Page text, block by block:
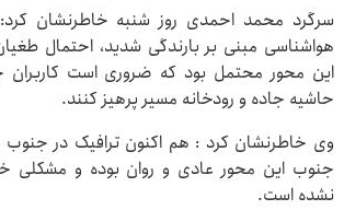
سرگرد محمد احمدی روز شنبه خاطرنشان
هواشناسی مبنی بر بارندگی شدید، احتمال
این محور محتمل بود که ضروری است کاربران
حاشیه جاده و رودخانه مسیر پرهیز کنند.
وی خاطرنشان کرد : هم اکنون ترافیک در
جنوب این محور عادی و روان بوده و مشکلی
نشده است.